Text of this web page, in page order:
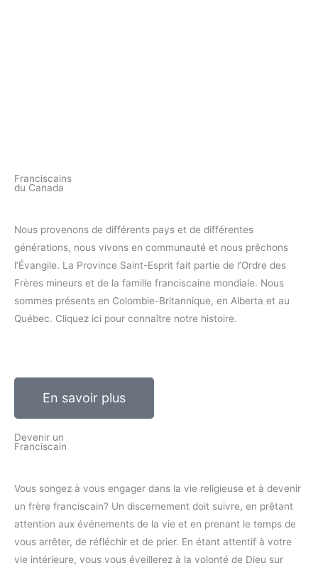
Franciscains
du Canada
Nous provenons de différents pays et de différentes
générations, nous vivons en communauté et nous prêchons
l’Évangile. La Province Saint-Esprit fait partie de l’Ordre des
Frères mineurs et de la famille franciscaine mondiale. Nous
sommes présents en Colombie-Britannique, en Alberta et au
Québec. Cliquez ici pour connaître notre histoire.
En savoir plus
Devenir un
Franciscain
Vous songez à vous engager dans la vie religieuse et à devenir
un frère franciscain? Un discernement doit suivre, en prêtant
attention aux événements de la vie et en prenant le temps de
vous arrêter, de réfléchir et de prier. En étant attentif à votre
vie intérieure, vous vous éveillerez à la volonté de Dieu sur